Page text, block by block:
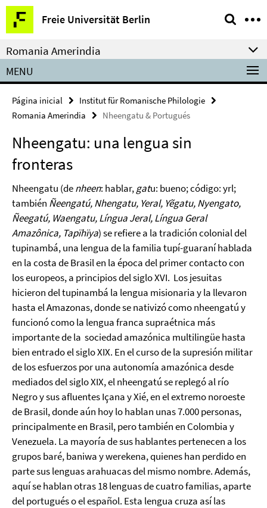
Springe
direkt
zu
Inhalt
Freie Universität Berlin
Herramientas
de
navegación
Romania Amerindia
MENU
Página inicial
Institut für Romanische Philologie
Romania Amerindia
Nheengatu & Portugués
Nheengatu: una lengua sin
fronteras
Nheengatu (denheen: hablar,gatu: bueno; código: yrl;
también Ñeengatú, Nhengatu, Yeral, Yẽgatu, Nyengato,
Ñeegatú, Waengatu, Língua Jeral, Língua Geral
Amazônica, Tapïhïya) se refiere a la tradición colonial del
tupinambá, una lengua de la familia tupí-guaraní hablada
en la costa de Brasil en la época del primer contacto con
los europeos, a principios del siglo XVI. Los jesuitas
hicieron del tupinambá la lengua misionaria y la llevaron
hasta el Amazonas, donde se nativizó como nheengatú y
funcionó como la lengua franca supraétnica más
importante de la sociedad amazónica multilingüe hasta
bien entrado el siglo XIX. En el curso de la supresión militar
de los esfuerzos por una autonomía amazónica desde
mediados del siglo XIX, el nheengatú se replegó al río
Negro y sus afluentes Içana y Xié, en el extremo noroeste
de Brasil, donde aún hoy lo hablan unas 7.000 personas,
principalmente en Brasil, pero también en Colombia y
Venezuela. La mayoría de sus hablantes pertenecen a los
grupos baré, baniwa y werekena, quienes han perdido en
parte sus lenguas arahuacas del mismo nombre. Además,
aquí se hablan otras 18 lenguas de cuatro familias, aparte
del portugués o el español. Esta lengua cruza así las